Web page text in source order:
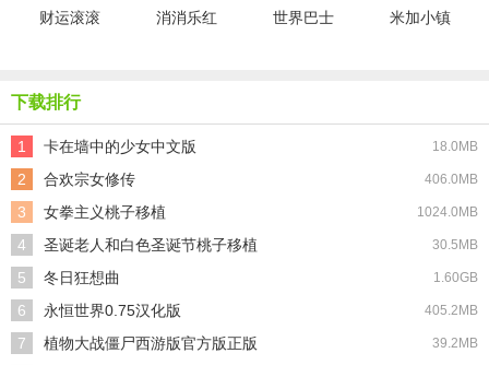
财运滚滚
消消乐红
世界巴士
米加小镇
下载排行
1 卡在墙中的少女中文版 18.0MB
2 合欢宗女修传 406.0MB
3 女拳主义桃子移植 1024.0MB
4 圣诞老人和白色圣诞节桃子移植 30.5MB
5 冬日狂想曲 1.60GB
6 永恒世界0.75汉化版 405.2MB
7 植物大战僵尸西游版官方版正版 39.2MB